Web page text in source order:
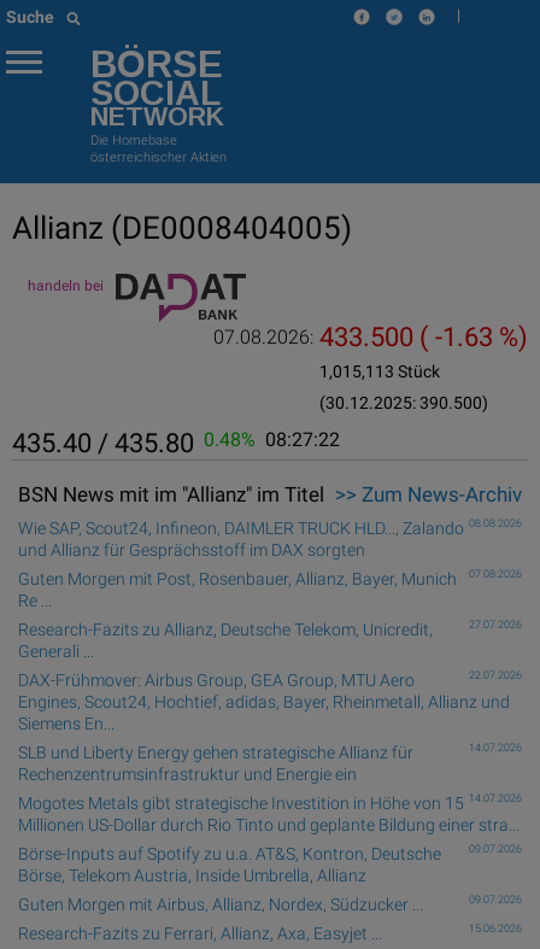
Suche |
BÖRSE
SOCIAL
NETWORK
Die Homebase
österreichischer Aktien
Allianz (DE0008404005)
handeln bei
07.08.2026: 433.500 ( -1.63 %)
1,015,113 Stück
(30.12.2025: 390.500)
435.40 / 435.80 0.48% 08:27:22
BSN News mit im "Allianz" im Titel >> Zum News-Archiv
08.08.2026
Wie SAP, Scout24, Infineon, DAIMLER TRUCK HLD..., Zalando
und Allianz für Gesprächsstoff im DAX sorgten
07.08.2026
Guten Morgen mit Post, Rosenbauer, Allianz, Bayer, Munich
Re ...
27.07.2026
Research-Fazits zu Allianz, Deutsche Telekom, Unicredit,
Generali ...
22.07.2026
DAX-Frühmover: Airbus Group, GEA Group, MTU Aero
Engines, Scout24, Hochtief, adidas, Bayer, Rheinmetall, Allianz und
Siemens En...
14.07.2026
SLB und Liberty Energy gehen strategische Allianz für
Rechenzentrumsinfrastruktur und Energie ein
14.07.2026
Mogotes Metals gibt strategische Investition in Höhe von 15
Millionen US-Dollar durch Rio Tinto und geplante Bildung einer stra...
09.07.2026
Börse-Inputs auf Spotify zu u.a. AT&S, Kontron, Deutsche
Börse, Telekom Austria, Inside Umbrella, Allianz
09.07.2026
Guten Morgen mit Airbus, Allianz, Nordex, Südzucker ...
15.06.2026
Research-Fazits zu Ferrari, Allianz, Axa, Easyjet ...